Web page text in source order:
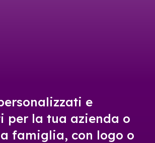
e
per la tua azienda o
famiglia, con logo o